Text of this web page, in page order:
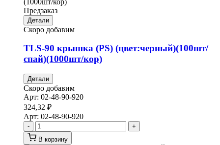
Предзаказ
Детали
Скоро добавим
TLS-90 крышка (PS) (цвет:черный)(100шт/
спай)(1000шт/кор)
Детали
Скоро добавим
Арт: 02-48-90-920
324,32 ₽
Арт: 02-48-90-920
-
+
В корзину